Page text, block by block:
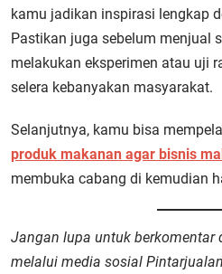
kamu jadikan inspirasi lengkap
Pastikan juga sebelum menjual
melakukan eksperimen atau uji
selera kebanyakan masyarakat.
Selanjutnya, kamu bisa
produk makanan agar bisnis
membuka cabang di kemudian
Jangan lupa untuk berkomentar
melalui media sosial